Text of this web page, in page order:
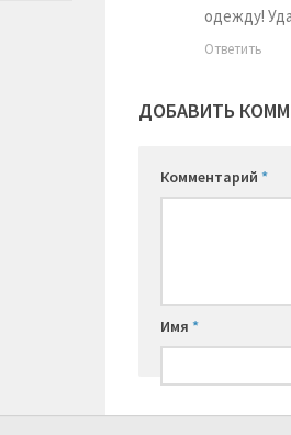
одежду!
Ответить
ДОБАВИТЬ
Комментарий *
Имя *